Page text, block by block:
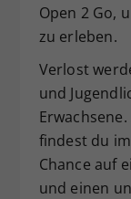
Open 2 Go,
zu erleben.
Verlost
und
findest du
Chance auf
und einen